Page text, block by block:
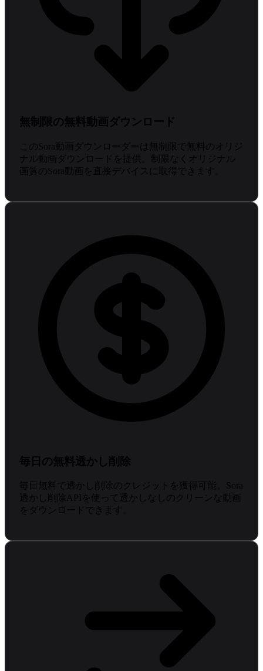
無制限の無料動画ダウンロード
このSora動画ダウンローダーは無制限で無料のオリジ
ナル動画ダウンロードを提供。制限なくオリジナル
画質のSora動画を直接デバイスに取得できます。
毎日の無料透かし削除
毎日無料で透かし削除のクレジットを獲得可能。Sora
透かし削除APIを使って透かしなしのクリーンな動画
をダウンロードできます。